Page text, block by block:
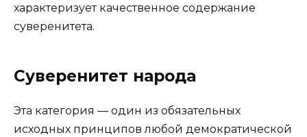
характеризует качественное содержание
суверенитета.
Суверенитет народа
Эта категория — один из обязательных
исходных принципов любой демократической